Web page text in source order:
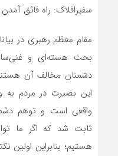
سفیرافلاک: راه فائق
مقام معظم رهبری در
بحث هسته‌ای و
دشمنان مخالف آن
این بصیرت در مردم
ثابت شد که اگر ما
هستیم؛ بنابراین اولین